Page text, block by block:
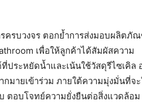
ครบวงจร ตอกย้ำการส่งมอบผลิตภั
เพื่อให้ลูกค้าได้สัมผัสความ
ระหยัดน้ำและเน้นใช้วัสดุรีไซเคิล
มายเข้าร่วม ภายใต้ความมุ่งมั่นที่จ
ตอบโจทย์ความยั่งยืนต่อสิ่งแวดล้อม